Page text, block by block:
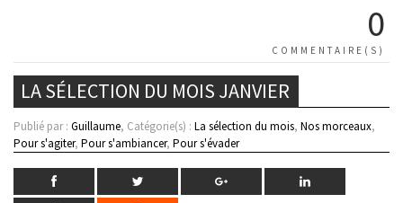
0
COMMENTAIRE(S)
LA SÉLECTION DU MOIS JANVIER
Publié par : Guillaume, Catégorie(s) : La sélection du mois, Nos morceaux,
Pour s'agiter, Pour s'ambiancer, Pour s'évader